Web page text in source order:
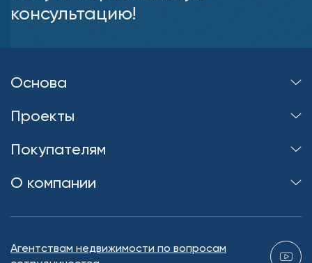
консультацию!
Основа
Проекты
Покупателям
О компании
Агентствам недвижимости по вопросам